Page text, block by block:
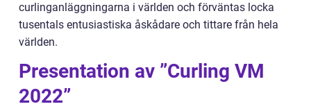
curlinganläggningarna i världen och förväntas locka
tusentals entusiastiska åskådare och tittare från hela
världen.
Presentation av ”Curling VM
2022”